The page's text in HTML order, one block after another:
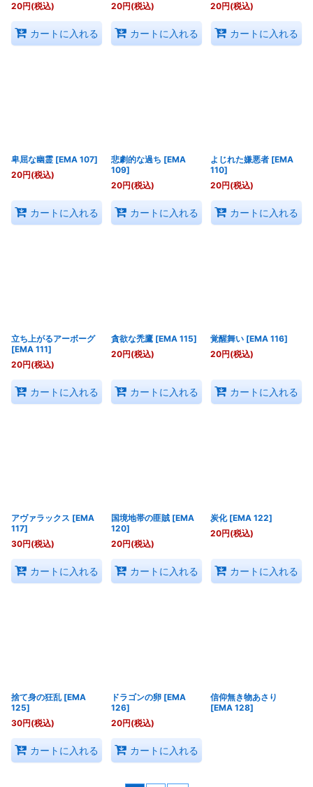
20円(税込)
カートに入れる
20円(税込)
カートに入れる
20円(税込)
カートに入れる
卑屈な幽霊 [EMA 107]
20円(税込)
カートに入れる
悲劇的な過ち [EMA
109]
20円(税込)
カートに入れる
よじれた嫌悪者 [EMA
110]
20円(税込)
カートに入れる
立ち上がるアーボーグ
[EMA 111]
20円(税込)
カートに入れる
貪欲な禿鷹 [EMA 115]
20円(税込)
カートに入れる
覚醒舞い [EMA 116]
20円(税込)
カートに入れる
アヴァラックス [EMA
117]
30円(税込)
カートに入れる
国境地帯の匪賊 [EMA
120]
20円(税込)
カートに入れる
炭化 [EMA 122]
20円(税込)
カートに入れる
捨て身の狂乱 [EMA
125]
30円(税込)
カートに入れる
ドラゴンの卵 [EMA
126]
20円(税込)
カートに入れる
信仰無き物あさり
[EMA 128]